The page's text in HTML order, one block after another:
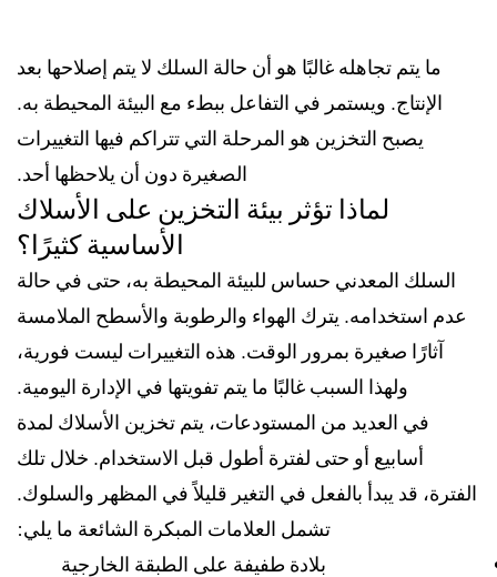
ما يتم تجاهله غالبًا هو أن حالة السلك لا يتم إصلاحها بعد
الإنتاج. ويستمر في التفاعل ببطء مع البيئة المحيطة به.
يصبح التخزين هو المرحلة التي تتراكم فيها التغييرات
الصغيرة دون أن يلاحظها أحد.
لماذا تؤثر بيئة التخزين على الأسلاك
الأساسية كثيرًا؟
السلك المعدني حساس للبيئة المحيطة به، حتى في حالة
عدم استخدامه. يترك الهواء والرطوبة والأسطح الملامسة
آثارًا صغيرة بمرور الوقت. هذه التغييرات ليست فورية،
ولهذا السبب غالبًا ما يتم تفويتها في الإدارة اليومية.
في العديد من المستودعات، يتم تخزين الأسلاك لمدة
أسابيع أو حتى لفترة أطول قبل الاستخدام. خلال تلك
الفترة، قد يبدأ بالفعل في التغير قليلاً في المظهر والسلوك.
تشمل العلامات المبكرة الشائعة ما يلي:
بلادة طفيفة على الطبقة الخارجية